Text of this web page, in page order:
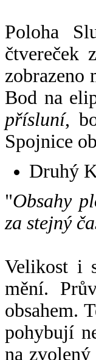
Poloha
čtvereček
zobrazeno
Bod na
přísluní,
Spojnice
Druhý
"Obsahy
za stejný
Velikost i
mění.
obsahem.
pohybují
na